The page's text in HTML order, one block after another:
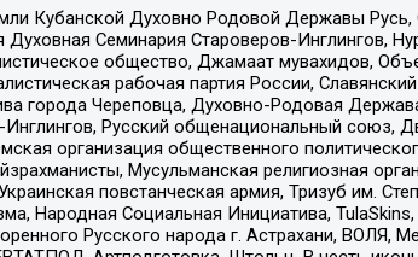
Кубанской Духовно Родовой Державы
Семинария Староверов-Инглингов,
общество, Джамаат мувахидов,
рабочая партия России,
города Череповца, Духовно-Родовая
Русский общенациональный союз,
организация общественного
Мусульманская религиозная
повстанческая армия, Тризуб им.
Народная Социальная Инициатива,
Русского народа г. Астрахани, ВОЛЯ,